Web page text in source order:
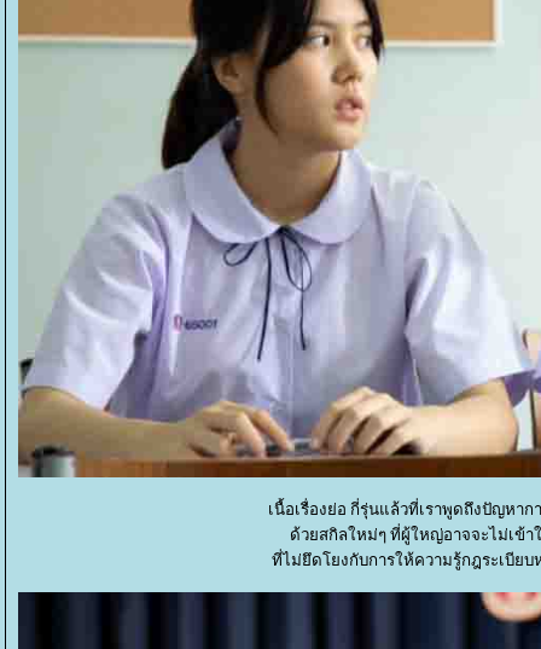
เนื้อเรื่องย่อ กี่รุ่นแล้วที่เราพูดถึงปัญหา
ด้วยสกิลใหม่ๆ ที่ผู้ใหญ่อาจจะไม่เข้า
ที่ไม่ยึดโยงกับการให้ความรู้กฎระเบีย